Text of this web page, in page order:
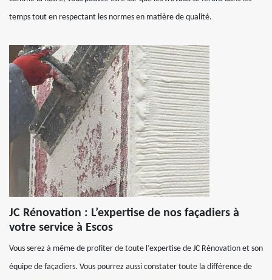
temps tout en respectant les normes en matière de qualité.
JC Rénovation : L’expertise de nos façadiers à
votre service à Escos
Vous serez à même de profiter de toute l’expertise de JC Rénovation et son
équipe de façadiers. Vous pourrez aussi constater toute la différence de